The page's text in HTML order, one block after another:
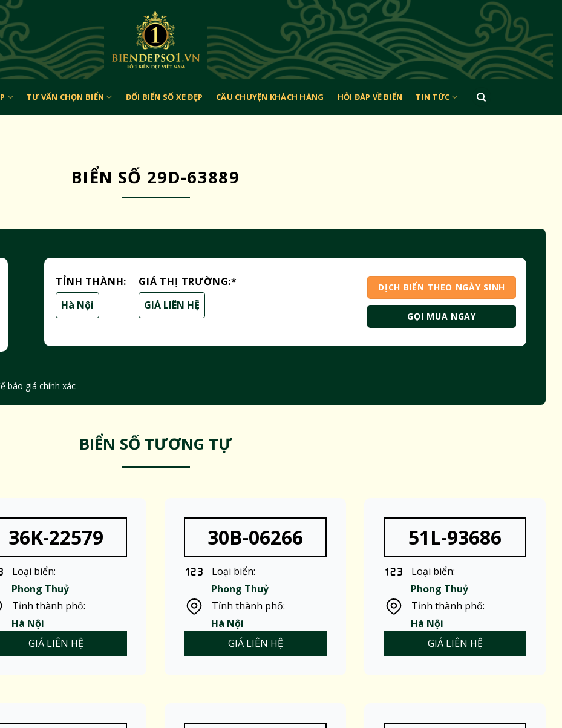
TƯ VẤN CHỌN BIỂN ĐỔI BIỂN SỐ XE ĐẸP CÂU CHUYỆN KHÁCH HÀNG HỎI ĐÁP VỀ BIỂN TIN TỨC
BIỂN SỐ 29D-63889
TỈNH THÀNH:
Hà Nội
GIÁ THỊ TRƯỜNG:*
GIÁ LIÊN HỆ
DỊCH BIỂN THEO NGÀY SINH
GỌI MUA NGAY
báo giá chính xác
BIỂN SỐ TƯƠNG TỰ
36K-22579
Loại biển:
Phong Thuỷ
Tỉnh thành phố:
Hà Nội
GIÁ LIÊN HỆ
30B-06266
Loại biển:
Phong Thuỷ
Tỉnh thành phố:
Hà Nội
GIÁ LIÊN HỆ
51L-93686
Loại biển:
Phong Thuỷ
Tỉnh thành phố:
Hà Nội
GIÁ LIÊN HỆ